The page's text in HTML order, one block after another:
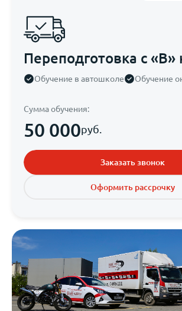
Переподготовка с «B»
Обучение в автошколе Обучение
Сумма обучения:
50 000руб.
Заказать звонок
Оформить рассрочку